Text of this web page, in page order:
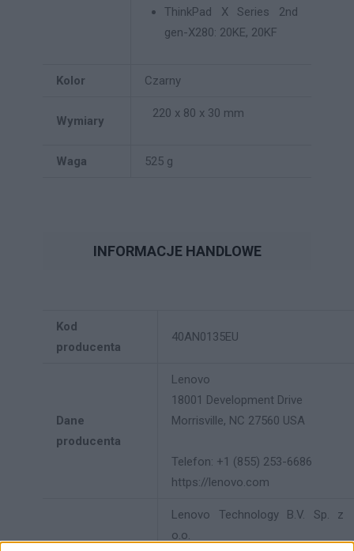
ThinkPad X Series 2nd
gen-X280: 20KE, 20KF
Kolor Czarny
Wymiary
220 x 80 x 30 mm
Waga 525 g
INFORMACJE HANDLOWE
Kod
producenta
40AN0135EU
Dane
producenta
Lenovo
18001 Development Drive
Morrisville, NC 27560 USA
Telefon: +1 (855) 253-6686
https://lenovo.com
Lenovo Technology B.V. Sp. z
o.o.